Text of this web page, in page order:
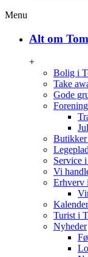
Menu
Alt om
+
Bolig i
Take
Gode
Butikker
Service
Vi
Erhverv
Turist i
Nyheder